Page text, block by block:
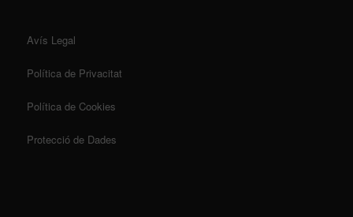
Avís Legal
Política de Privacitat
Política de Cookies
Protecció de Dades